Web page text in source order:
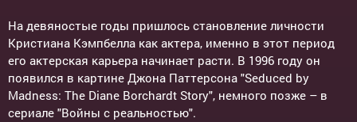
На девяностые годы пришлось становление личности
Кристиана Кэмпбелла как актера, именно в этот период
его актерская карьера начинает расти. В 1996 году он
появился в картине Джона Паттерсона "Seduced by
Madness: The Diane Borchardt Story", немного позже – в
сериале "Войны с реальностью".